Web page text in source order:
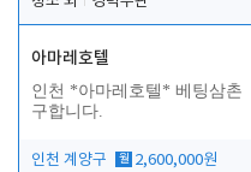
아마레호텔
인천 *아마레호텔* 베팅삼촌
구합니다.
인천 계양구 월 2,600,000원